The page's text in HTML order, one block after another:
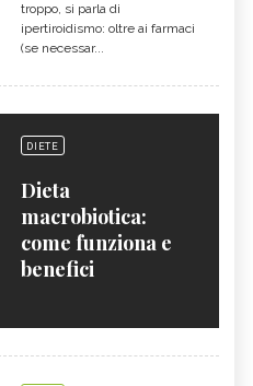
troppo, si parla di
ipertiroidismo: oltre ai farmaci
(se necessar...
DIETE
Dieta
macrobiotica:
come funziona e
benefici